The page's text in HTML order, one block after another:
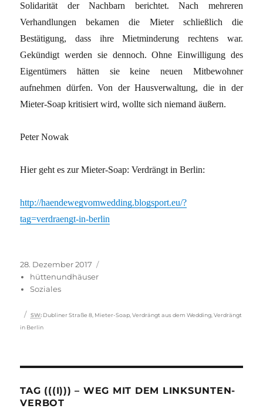
Solidarität der Nachbarn berichtet. Nach mehreren
Verhandlungen bekamen die Mieter schließlich die
Bestätigung, dass ihre Mietminderung rechtens war.
Gekündigt werden sie dennoch. Ohne Einwilligung des
Eigentümers hätten sie keine neuen Mitbewohner
aufnehmen dürfen. Von der Hausverwaltung, die in der
Mieter-Soap kritisiert wird, wollte sich niemand äußern.
Peter Nowak
Hier geht es zur Mieter-Soap: Verdrängt in Berlin:
http://haendewegvomwedding.blogsport.eu/?
tag=verdraengt-in-berlin
Veröffentlicht
am
28. Dezember 2017
hüttenundhäuser
Soziales
Schlagwörter
SW: Dubliner Straße 8, Mieter-Soap,Verdrängt aus dem Wedding,Verdrängt
in Berlin
TAG (((I))) – WEG MIT DEM LINKSUNTEN-
VERBOT